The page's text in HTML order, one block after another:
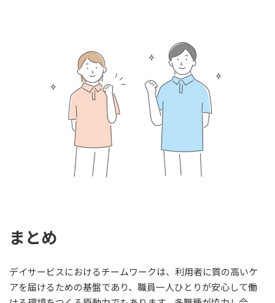
まとめ
デイサービスにおけるチームワークは、利用者に質の高いケ
アを届けるための基盤であり、職員一人ひとりが安心して働